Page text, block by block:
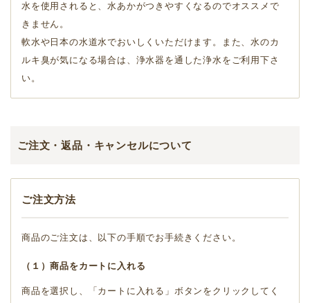
水を使用されると、水あかがつきやすくなるのでオススメで
きません。
軟水や日本の水道水でおいしくいただけます。また、水のカ
ルキ臭が気になる場合は、浄水器を通した浄水をご利用下さ
い。
ご注文・返品・キャンセルについて
ご注文方法
商品のご注文は、以下の手順でお手続きください。
（１）商品をカートに入れる
商品を選択し、「カートに入れる」ボタンをクリックしてく